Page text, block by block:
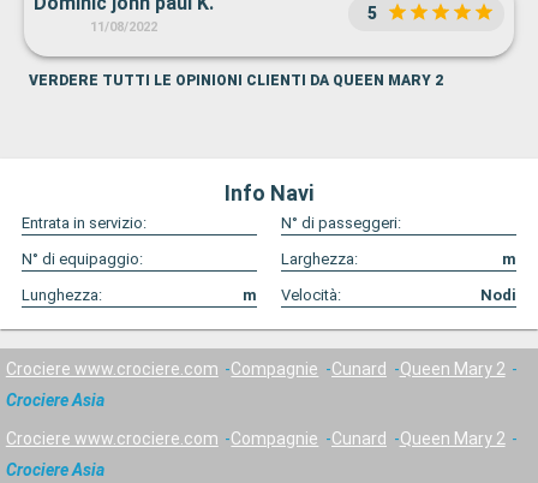
11/08/2022
5
VERDERE TUTTI LE OPINIONI CLIENTI DA QUEEN MARY 2
Info Navi
Entrata in servizio:
N° di passeggeri:
N° di equipaggio:
Larghezza:
m
Lunghezza:
m Velocità: Nodi
Crociere www.crociere.com Compagnie Cunard
Queen Mary 2
Crociere Asia
Crociere www.crociere.com Compagnie Cunard
Queen Mary 2
Crociere Asia